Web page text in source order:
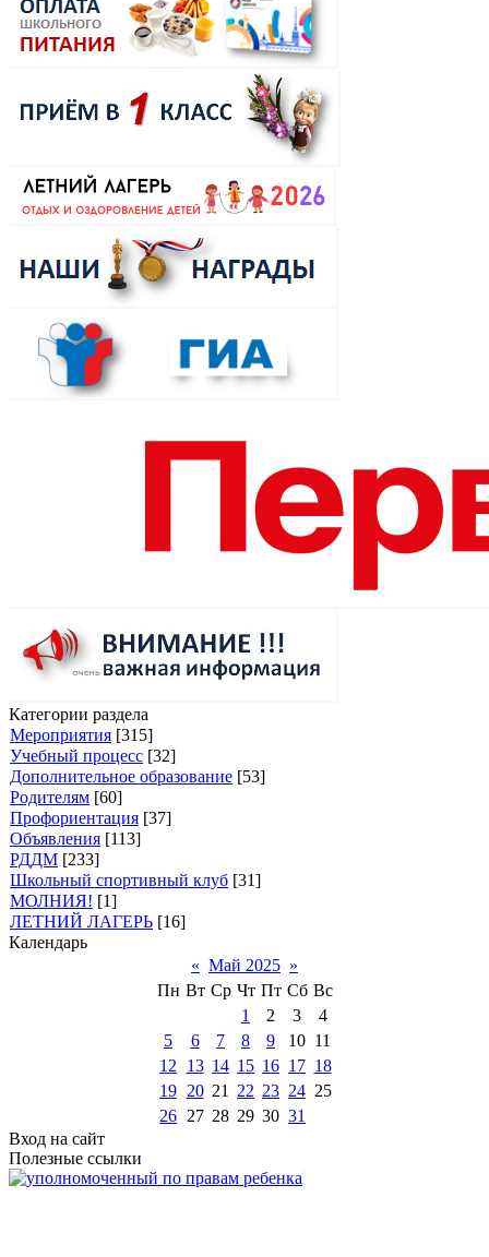
Категории раздела
Мероприятия [315]
Учебный процесс [32]
Дополнительное образование [53]
Родителям [60]
Профориентация [37]
Объявления [113]
РДДМ [233]
Школьный спортивный клуб [31]
МОЛНИЯ! [1]
ЛЕТНИЙ ЛАГЕРЬ [16]
Календарь
« Май 2025 »
Пн Вт Ср Чт Пт Сб Вс
1
2 3
4
5
6 7 8 9 10 11
12
13 14 15 16 17 18
19 20 21 22 23 24 25
26 27 28 29 30 31
Вход на сайт
Полезные ссылки